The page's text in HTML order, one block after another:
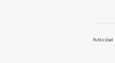
Publicidad